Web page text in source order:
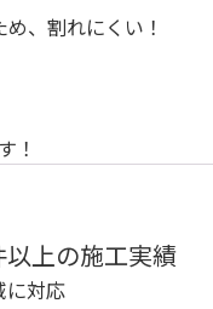
め、割れにくい！
！
上の施工実績
に対応